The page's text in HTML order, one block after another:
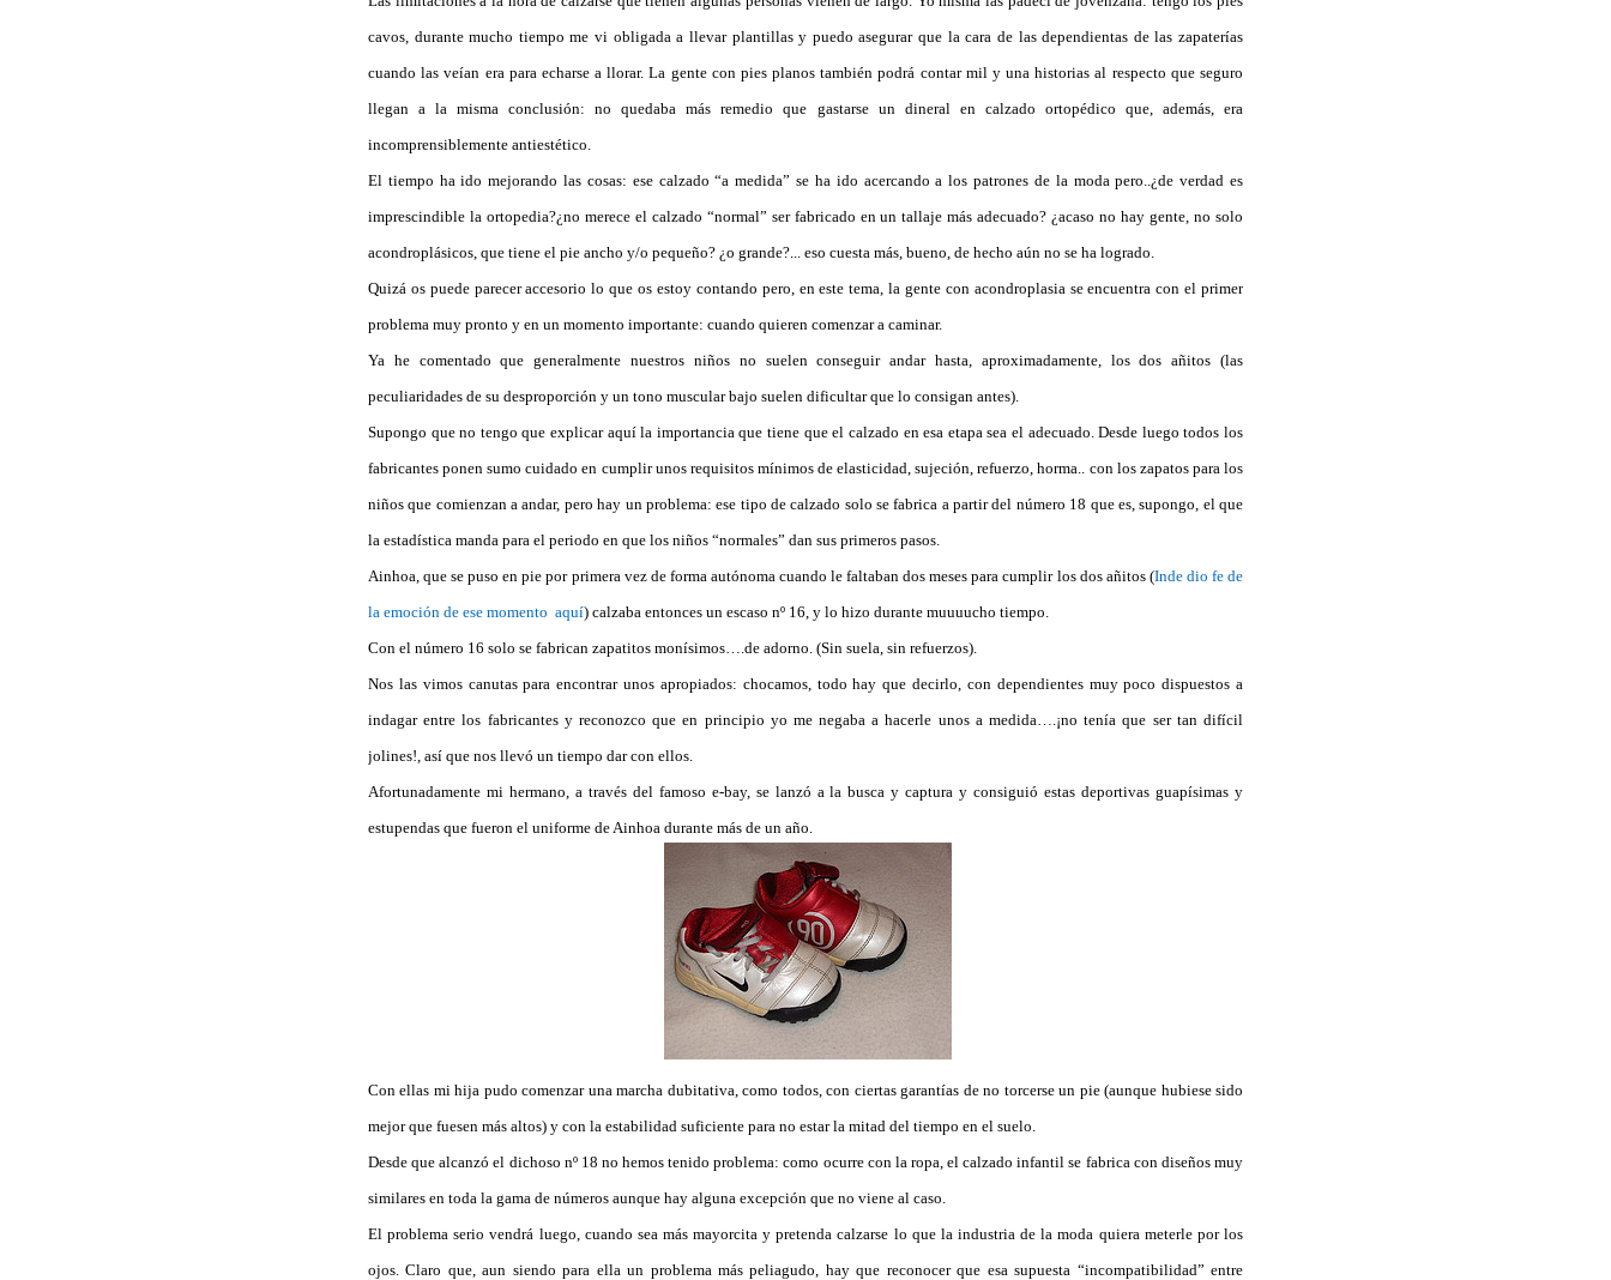
cavos, durante mucho tiempo me vi obligada a llevar plantillas y puedo asegurar que la cara de las dependientas de las zapaterías
cuando las veían era para echarse a llorar. La gente con pies planos también podrá contar mil y una historias al respecto que seguro
llegan a la misma conclusión: no quedaba más remedio que gastarse un dineral en calzado ortopédico que, además, era
incomprensiblemente antiestético.
El tiempo ha ido mejorando las cosas: ese calzado “a medida” se ha ido acercando a los patrones de la moda pero..¿de verdad es
imprescindible la ortopedia?¿no merece el calzado “normal” ser fabricado en un tallaje más adecuado? ¿acaso no hay gente, no solo
acondroplásicos, que tiene el pie ancho y/o pequeño? ¿o grande?... eso cuesta más, bueno, de hecho aún no se ha logrado.
Quizá os puede parecer accesorio lo que os estoy contando pero, en este tema, la gente con acondroplasia se encuentra con el primer
problema muy pronto y en un momento importante: cuando quieren comenzar a caminar.
Ya he comentado que generalmente nuestros niños no suelen conseguir andar hasta, aproximadamente, los dos añitos (las
peculiaridades de su desproporción y un tono muscular bajo suelen dificultar que lo consigan antes).
Supongo que no tengo que explicar aquí la importancia que tiene que el calzado en esa etapa sea el adecuado. Desde luego todos los
fabricantes ponen sumo cuidado en cumplir unos requisitos mínimos de elasticidad, sujeción, refuerzo, horma.. con los zapatos para los
niños que comienzan a andar, pero hay un problema: ese tipo de calzado solo se fabrica a partir del número 18 que es, supongo, el que
la estadística manda para el periodo en que los niños “normales” dan sus primeros pasos.
Ainhoa, que se puso en pie por primera vez de forma autónoma cuando le faltaban dos meses para cumplir los dos añitos (Inde dio fe de
la emoción de ese momento aquí) calzaba entonces un escaso nº 16, y lo hizo durante muuuucho tiempo.
Con el número 16 solo se fabrican zapatitos monísimos….de adorno. (Sin suela, sin refuerzos).
Nos las vimos canutas para encontrar unos apropiados: chocamos, todo hay que decirlo, con dependientes muy poco dispuestos a
indagar entre los fabricantes y reconozco que en principio yo me negaba a hacerle unos a medida….¡no tenía que ser tan difícil
jolines!, así que nos llevó un tiempo dar con ellos.
Afortunadamente mi hermano, a través del famoso e-bay, se lanzó a la busca y captura y consiguió estas deportivas guapísimas y
estupendas que fueron el uniforme de Ainhoa durante más de un año.
Con ellas mi hija pudo comenzar una marcha dubitativa, como todos, con ciertas garantías de no torcerse un pie (aunque hubiese sido
mejor que fuesen más altos) y con la estabilidad suficiente para no estar la mitad del tiempo en el suelo.
Desde que alcanzó el dichoso nº 18 no hemos tenido problema: como ocurre con la ropa, el calzado infantil se fabrica con diseños muy
similares en toda la gama de números aunque hay alguna excepción que no viene al caso.
El problema serio vendrá luego, cuando sea más mayorcita y pretenda calzarse lo que la industria de la moda quiera meterle por los
ojos. Claro que, aun siendo para ella un problema más peliagudo, hay que reconocer que esa supuesta “incompatibilidad” entre